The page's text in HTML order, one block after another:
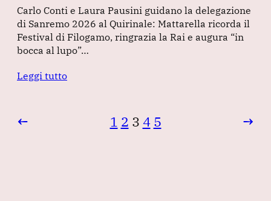
Carlo Conti e Laura Pausini guidano la delegazione
di Sanremo 2026 al Quirinale: Mattarella ricorda il
Festival di Filogamo, ringrazia la Rai e augura “in
bocca al lupo”…
Leggi tutto
← 1 2 3 4 5 →